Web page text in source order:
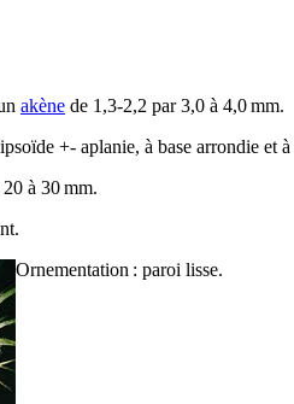
akène de 1,3-2,2 par 3,0 à 4,0 mm.
+- aplanie, à base arrondie et
à 30 mm.
Ornementation : paroi lisse.